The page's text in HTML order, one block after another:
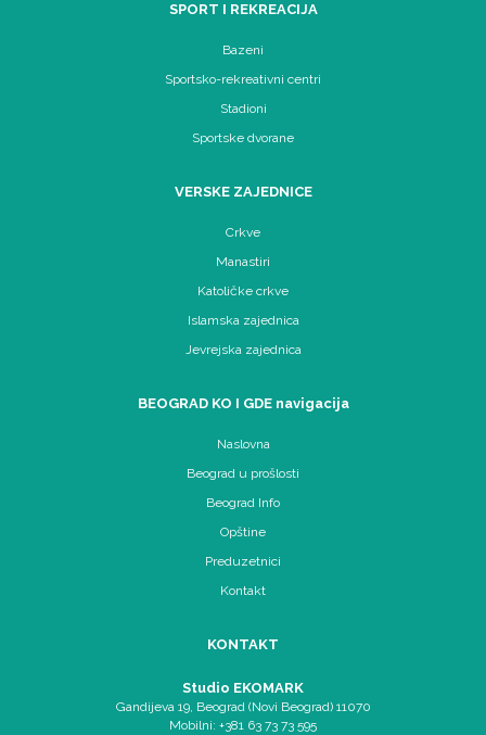
SPORT I REKREACIJA
Bazeni
Sportsko-rekreativni centri
Stadioni
Sportske dvorane
VERSKE ZAJEDNICE
Crkve
Manastiri
Katoličke crkve
Islamska zajednica
Jevrejska zajednica
BEOGRAD KO I GDE navigacija
Naslovna
Beograd u prošlosti
Beograd Info
Opštine
Preduzetnici
Kontakt
KONTAKT
Studio EKOMARK
Gandijeva 19, Beograd (Novi Beograd) 11070
Mobilni: +381 63 73 73 595